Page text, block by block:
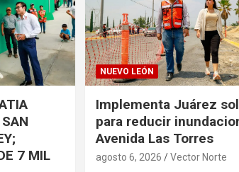
7 MIL
NUEVO LEÓN
Implementa Juárez
para reducir
Avenida Las Torres
agosto 6, 2026 Vector Norte